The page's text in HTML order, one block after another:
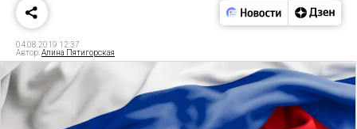
04.08.2019 12:37
Автор:Алина Пятигорская